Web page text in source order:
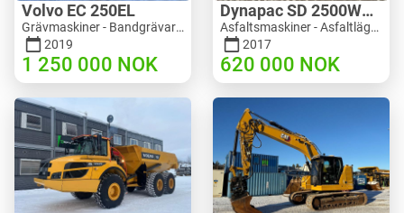
Volvo EC 250EL
Grävmaskiner - Bandgrävare | M981-8871 | RGTR26024
2019
1 250 000 NOK
Dynapac SD 2500WS Asfaltutlegger
Asfaltsmaskiner - Asfaltläggare | M094-8272 | RGTR26011
2017
620 000 NOK